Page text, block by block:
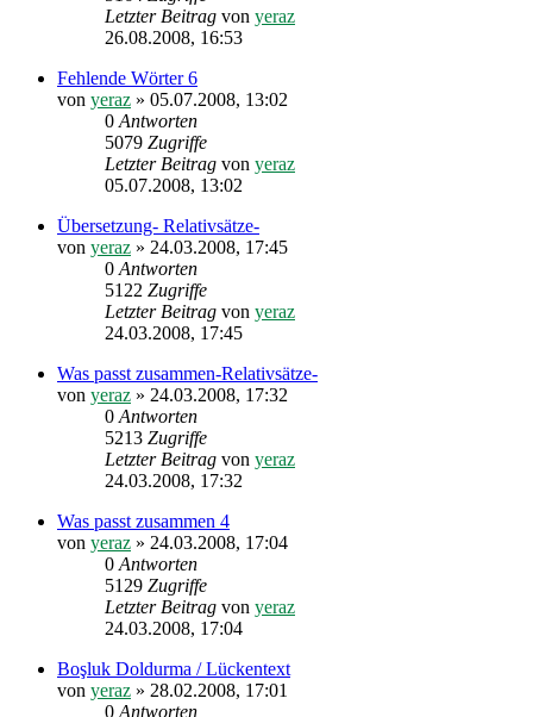
Letzter Beitrag von yeraz
26.08.2008, 16:53
Fehlende Wörter 6
von yeraz » 05.07.2008, 13:02
0 Antworten
5079 Zugriffe
Letzter Beitrag von yeraz
05.07.2008, 13:02
Übersetzung- Relativsätze-
von yeraz » 24.03.2008, 17:45
0 Antworten
5122 Zugriffe
Letzter Beitrag von yeraz
24.03.2008, 17:45
Was passt zusammen-Relativsätze-
von yeraz » 24.03.2008, 17:32
0 Antworten
5213 Zugriffe
Letzter Beitrag von yeraz
24.03.2008, 17:32
Was passt zusammen 4
von yeraz » 24.03.2008, 17:04
0 Antworten
5129 Zugriffe
Letzter Beitrag von yeraz
24.03.2008, 17:04
Boşluk Doldurma / Lückentext
von yeraz » 28.02.2008, 17:01
0 Antworten